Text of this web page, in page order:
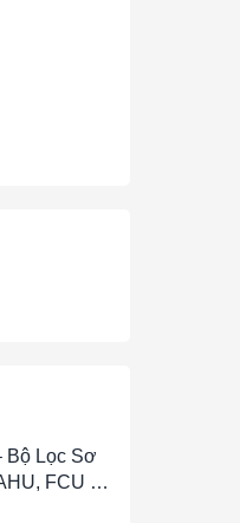
Bộ Lọc Sơ
FCU &